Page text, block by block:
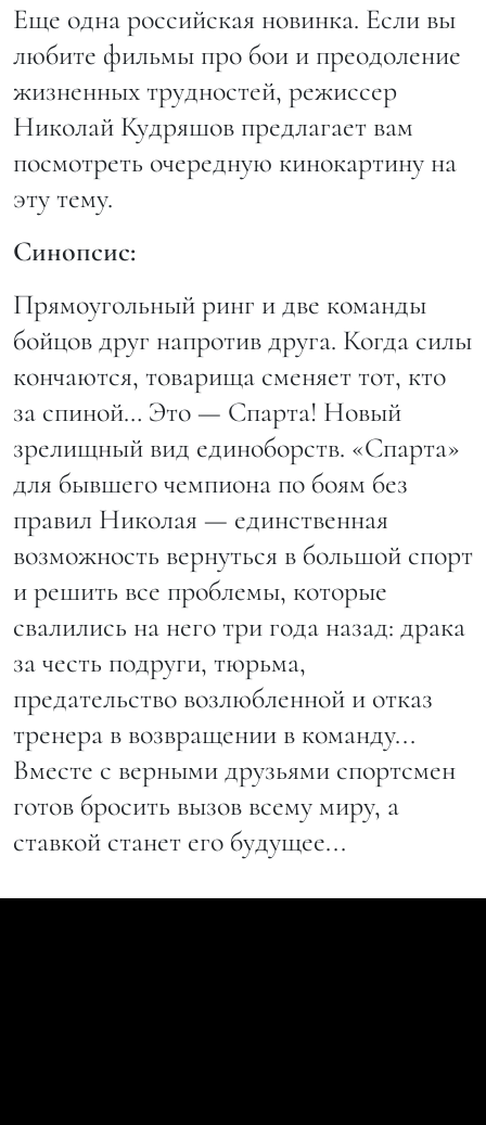
Еще одна российская новинка. Если вы
любите фильмы про бои и преодоление
жизненных трудностей, режиссер
Николай Кудряшов предлагает вам
посмотреть очередную кинокартину на
эту тему.
Синопсис:
Прямоугольный ринг и две команды
бойцов друг напротив друга. Когда силы
кончаются, товарища сменяет тот, кто
за спиной… Это — Спарта! Новый
зрелищный вид единоборств. «Спарта»
для бывшего чемпиона по боям без
правил Николая — единственная
возможность вернуться в большой спорт
и решить все проблемы, которые
свалились на него три года назад: драка
за честь подруги, тюрьма,
предательство возлюбленной и отказ
тренера в возвращении в команду...
Вместе с верными друзьями спортсмен
готов бросить вызов всему миру, а
ставкой станет его будущее...